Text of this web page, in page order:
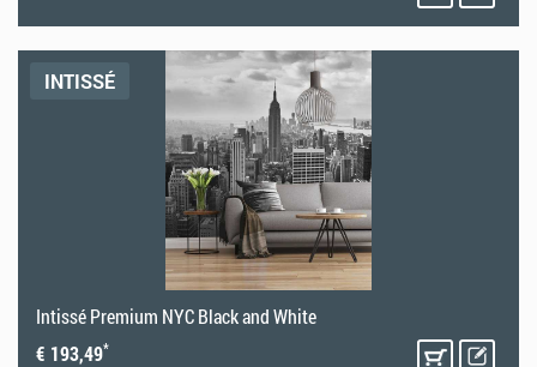
INTISSÉ
Intissé Premium NYC Black and White
€ 193,49*